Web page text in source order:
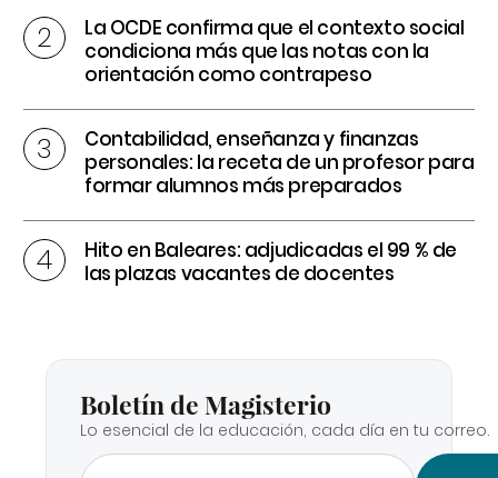
La OCDE confirma que el contexto social
condiciona más que las notas con la
orientación como contrapeso
Contabilidad, enseñanza y finanzas
personales: la receta de un profesor para
formar alumnos más preparados
Hito en Baleares: adjudicadas el 99 % de
las plazas vacantes de docentes
Boletín de Magisterio
Lo esencial de la educación, cada día en tu correo.